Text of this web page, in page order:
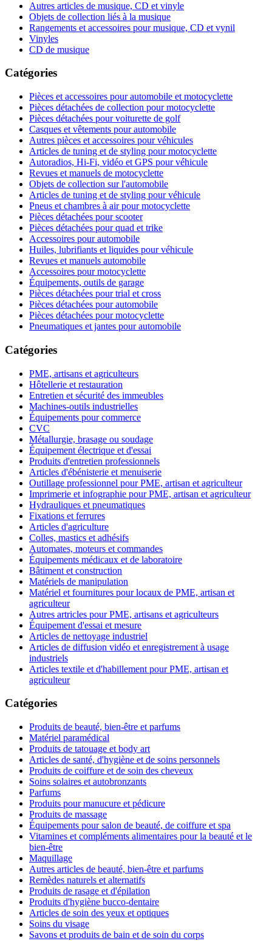
Autres articles de musique, CD et vinyle
Objets de collection liés à la musique
Rangements et accessoires pour musique, CD et vynil
Vinyles
CD de musique
Catégories
Pièces et accessoires pour automobile et motocyclette
Pièces détachées de collection pour motocyclette
Pièces détachées pour voiturette de golf
Casques et vêtements pour automobile
Autres pièces et accessoires pour véhicules
Articles de tuning et de styling pour motocyclette
Autoradios, Hi-Fi, vidéo et GPS pour véhicule
Revues et manuels de motocyclette
Objets de collection sur l'automobile
Articles de tuning et de styling pour véhicule
Pneus et chambres à air pour motocyclette
Pièces détachées pour scooter
Pièces détachées pour quad et trike
Accessoires pour automobile
Huiles, lubrifiants et liquides pour véhicule
Revues et manuels automobile
Accessoires pour motocyclette
Équipements, outils de garage
Pièces détachées pour trial et cross
Pièces détachées pour automobile
Pièces détachées pour motocyclette
Pneumatiques et jantes pour automobile
Catégories
PME, artisans et agriculteurs
Hôtellerie et restauration
Entretien et sécurité des immeubles
Machines-outils industrielles
Équipements pour commerce
CVC
Métallurgie, brasage ou soudage
Équipement électrique et d'essai
Produits d'entretien professionnels
Articles d'ébénisterie et menuiserie
Outillage professionnel pour PME, artisan et agriculteur
Imprimerie et infographie pour PME, artisan et agriculteur
Hydrauliques et pneumatiques
Fixations et ferrures
Articles d'agriculture
Colles, mastics et adhésifs
Automates, moteurs et commandes
Équipements médicaux et de laboratoire
Bâtiment et construction
Matériels de manipulation
Matériel et fournitures pour locaux de PME, artisan et
agriculteur
Autres artricles pour PME, artisans et agriculteurs
Équipement d'essai et mesure
Articles de nettoyage industriel
Articles de diffusion vidéo et enregistrement à usage
industriels
Articles textile et d'habillement pour PME, artisan et
agriculteur
Catégories
Produits de beauté, bien-être et parfums
Matériel paramédical
Produits de tatouage et body art
Articles de santé, d'hygiène et de soins personnels
Produits de coiffure et de soin des cheveux
Soins solaires et autobronzants
Parfums
Produits pour manucure et pédicure
Produits de massage
Équipements pour salon de beauté, de coiffure et spa
Vitamines et compléments alimentaires pour la beauté et le
bien-être
Maquillage
Autres articles de beauté, bien-être et parfums
Remèdes naturels et alternatifs
Produits de rasage et d'épilation
Produits d'hygiène bucco-dentaire
Articles de soin des yeux et optiques
Soins du visage
Savons et produits de bain et de soin du corps